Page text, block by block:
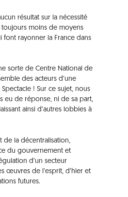
résultat sur la nécessité
moins de moyens
font rayonner la France dans
sorte de Centre National de
des acteurs d’une
! Sur ce sujet, nous
eu de réponse, ni de sa part,
ainsi d’autres lobbies à
de la décentralisation,
du gouvernement et
d’un secteur
œuvres de l’esprit, d’hier et
futures.